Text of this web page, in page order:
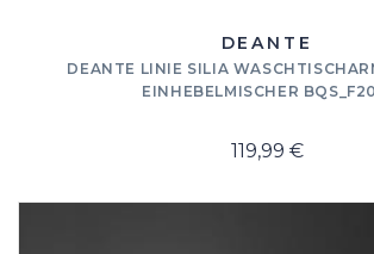
DEANTE
DEANTE LINIE SILIA
EINHEBELMISCHER
119,99 €